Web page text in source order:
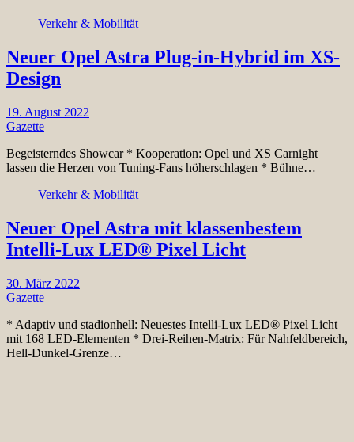
Verkehr & Mobilität
Neuer Opel Astra Plug-in-Hybrid im XS-
Design
19. August 2022
Gazette
Begeisterndes Showcar * Kooperation: Opel und XS Carnight
lassen die Herzen von Tuning-Fans höherschlagen * Bühne…
Verkehr & Mobilität
Neuer Opel Astra mit klassenbestem
Intelli-Lux LED® Pixel Licht
30. März 2022
Gazette
* Adaptiv und stadionhell: Neuestes Intelli-Lux LED® Pixel Licht
mit 168 LED-Elementen * Drei-Reihen-Matrix: Für Nahfeldbereich,
Hell-Dunkel-Grenze…